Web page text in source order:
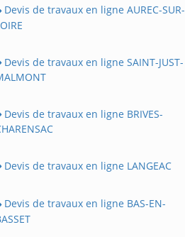
Devis de travaux en ligne AUREC-SUR-
Devis de travaux en ligne SAINT-JUST-
Devis de travaux en ligne BRIVES-
Devis de travaux en ligne LANGEAC
Devis de travaux en ligne BAS-EN-